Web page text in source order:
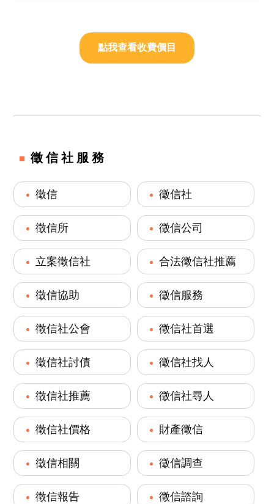
點我查看收費價目
徵信社服務
徵信 徵信社
徵信所 徵信公司
立案徵信社 合法徵信社推薦
徵信協助 徵信服務
徵信社公會 徵信社首選
徵信社討債 徵信社找人
徵信社推薦 徵信社尋人
徵信社價格 財產徵信
徵信相關 徵信調查
徵信報告 徵信諮詢